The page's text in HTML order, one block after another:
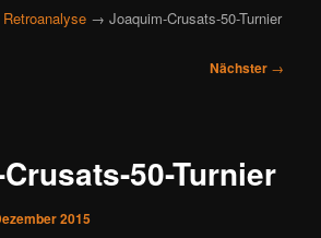
→ Joaquim-Crusats-50-Turnier
Nächster →
50-Turnier
2015